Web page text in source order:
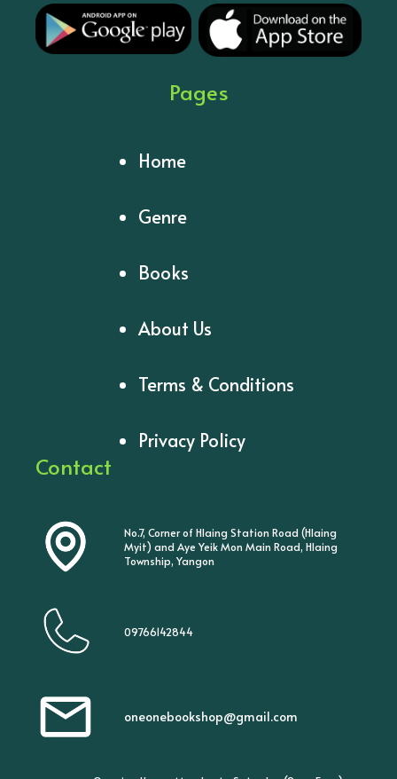
Pages
Home
Genre
Books
About Us
Terms & Conditions
Privacy Policy
Contact
No.7, Corner of Hlaing Station Road (Hlaing
Myit) and Aye Yeik Mon Main Road, Hlaing
Township, Yangon
09766142844
oneonebookshop@gmail.com